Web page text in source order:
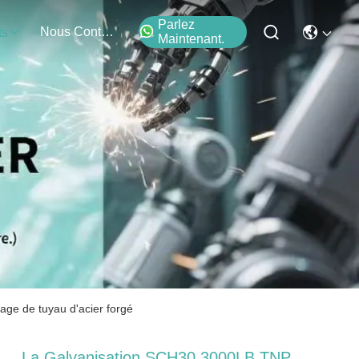
Nous Contacter
Parlez
Maintenant.
de tuyau d'acier forgé